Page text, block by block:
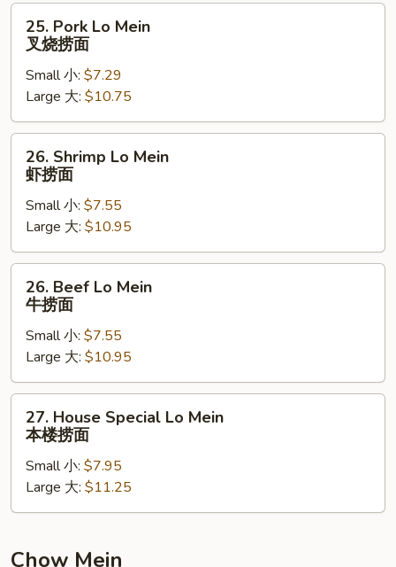
面
Pork
Lo
Mein
烧
捞
25. Pork Lo Mein
叉烧捞面
Small 小: $7.29
Large 大: $10.75
Shrimp
Lo
Mein
捞
面
26. Shrimp Lo Mein
虾捞面
Small 小: $7.55
Large 大: $10.95
Beef
Mein
捞
面
26. Beef Lo Mein
牛捞面
Small 小: $7.55
Large 大: $10.95
House
Special
Lo
Mein
本
捞
27. House Special Lo Mein
本楼捞面
Small 小: $7.95
Large 大: $11.25
Chow Mein